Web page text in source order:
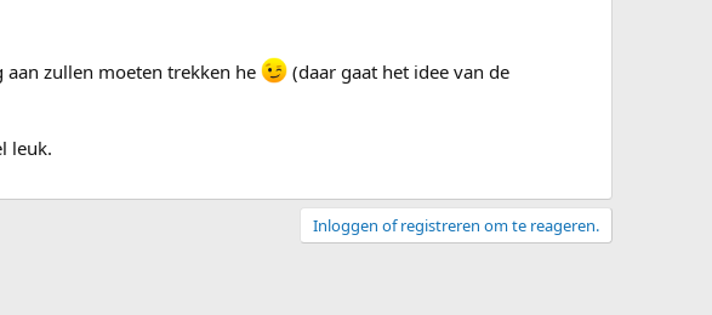
zullen moeten trekken he
(daar gaat het idee van de
leuk.
Inloggen of registreren om te reageren.